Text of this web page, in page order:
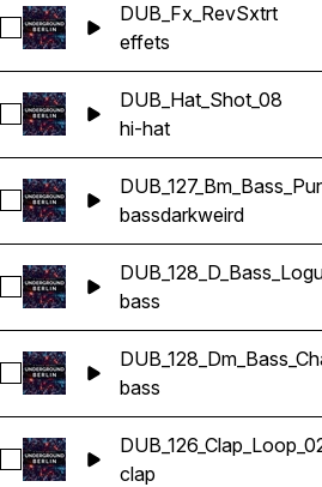
Sélectionnez DUB_Fx_RevSxtrt
DUB_Fx_RevSxtrt
effets
Sélectionnez DUB_Hat_Shot_08
DUB_Hat_Shot_08
hi-hat
Sélectionnez
bassdarkweird
Sélectionnez bass
Sélectionnez
bass
Sélectionnez DUB_126_Clap_Loop_02
clap